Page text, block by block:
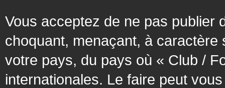
Vous acceptez de ne pas publier
choquant, menaçant, à
votre pays, du pays où « Club /
internationales. Le faire peut